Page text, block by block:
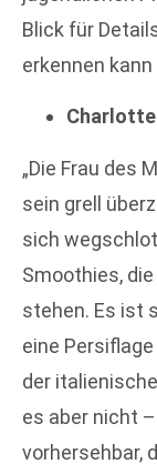
Blick für
erkennen
„Die Frau des
sein grell
sich
Smoothies,
stehen. Es ist
eine
der
es aber nicht
vorhersehbar,